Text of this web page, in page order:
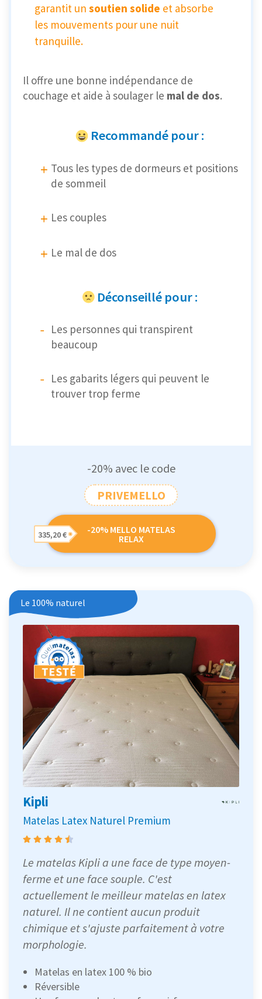
garantit un soutien solide et absorbe
les mouvements pour une nuit
tranquille.
Il offre une bonne indépendance de
couchage et aide à soulager le mal de dos.
Recommandé pour :
Tous les types de dormeurs et positions
de sommeil
Les couples
Le mal de dos
Déconseillé pour :
Les personnes qui transpirent
beaucoup
Les gabarits légers qui peuvent le
trouver trop ferme
-20% avec le code
PRIVEMELLO
-20% MELLO MATELAS
RELAX
335,20 €
Le 100% naturel
Kipli
Matelas Latex Naturel Premium
Le matelas Kipli a une face de type moyen-
ferme et une face souple. C'est
actuellement le meilleur matelas en latex
naturel. Il ne contient aucun produit
chimique et s'ajuste parfaitement à votre
morphologie.
Matelas en latex 100 % bio
Réversible